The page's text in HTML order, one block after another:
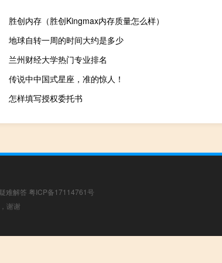
胜创内存（胜创Kingmax内存质量怎么样）
地球自转一周的时间大约是多少
兰州财经大学热门专业排名
传说中中国式星座，准的惊人！
怎样填写授权委托书
疑难解答 粤ICP备17114761号
谢谢